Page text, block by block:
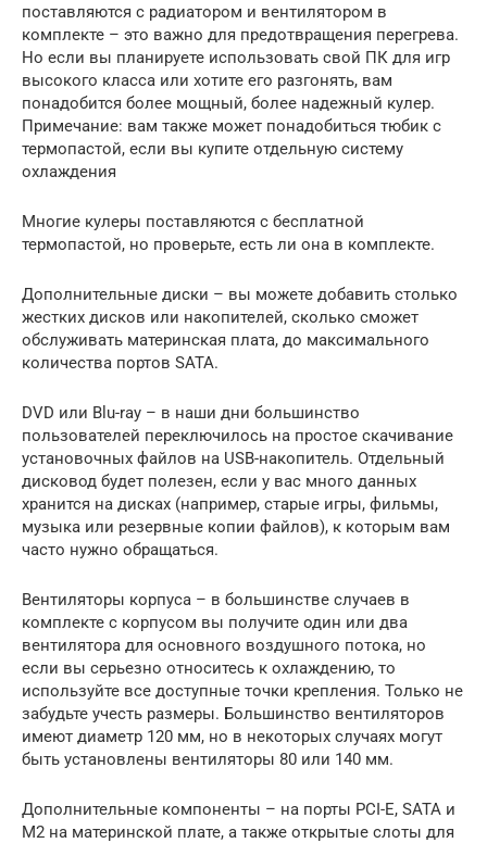
поставляются с радиатором и вентилятором в
комплекте – это важно для предотвращения перегрева.
Но если вы планируете использовать свой ПК для игр
высокого класса или хотите его разгонять, вам
понадобится более мощный, более надежный кулер.
Примечание: вам также может понадобиться тюбик с
термопастой, если вы купите отдельную систему
охлаждения
Многие кулеры поставляются с бесплатной
термопастой, но проверьте, есть ли она в комплекте.
Дополнительные диски – вы можете добавить столько
жестких дисков или накопителей, сколько сможет
обслуживать материнская плата, до максимального
количества портов SATA.
DVD или Blu-ray – в наши дни большинство
пользователей переключилось на простое скачивание
установочных файлов на USB-накопитель. Отдельный
дисковод будет полезен, если у вас много данных
хранится на дисках (например, старые игры, фильмы,
музыка или резервные копии файлов), к которым вам
часто нужно обращаться.
Вентиляторы корпуса – в большинстве случаев в
комплекте с корпусом вы получите один или два
вентилятора для основного воздушного потока, но
если вы серьезно относитесь к охлаждению, то
используйте все доступные точки крепления. Только не
забудьте учесть размеры. Большинство вентиляторов
имеют диаметр 120 мм, но в некоторых случаях могут
быть установлены вентиляторы 80 или 140 мм.
Дополнительные компоненты – на порты PCI-E, SATA и
M2 на материнской плате, а также открытые слоты для